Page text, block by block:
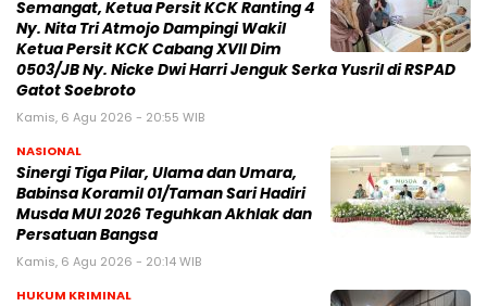
Semangat, Ketua Persit KCK Ranting 4
Ny. Nita Tri Atmojo Dampingi Wakil
Ketua Persit KCK Cabang XVII Dim
0503/JB Ny. Nicke Dwi Harri Jenguk Serka Yusril di RSPAD
Gatot Soebroto
Kamis, 6 Agu 2026 - 20:55 WIB
NASIONAL
Sinergi Tiga Pilar, Ulama dan Umara,
Babinsa Koramil 01/Taman Sari Hadiri
Musda MUI 2026 Teguhkan Akhlak dan
Persatuan Bangsa
Kamis, 6 Agu 2026 - 20:14 WIB
HUKUM KRIMINAL